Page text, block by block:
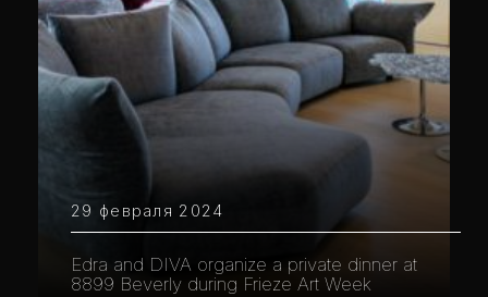
29 февраля 2024
Edra and DIVA organize a private dinner at
8899 Beverly during Frieze Art Week